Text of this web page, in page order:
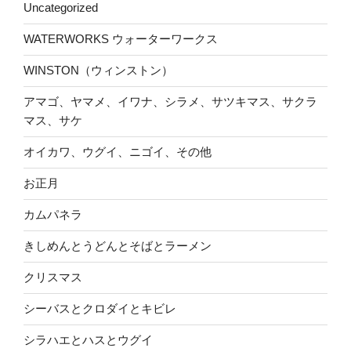
Uncategorized
WATERWORKS ウォーターワークス
WINSTON（ウィンストン）
アマゴ、ヤマメ、イワナ、シラメ、サツキマス、サクラ
マス、サケ
オイカワ、ウグイ、ニゴイ、その他
お正月
カムパネラ
きしめんとうどんとそばとラーメン
クリスマス
シーバスとクロダイとキビレ
シラハエとハスとウグイ